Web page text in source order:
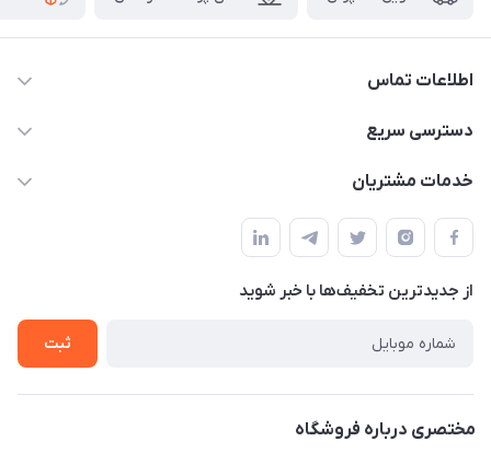
اطلاعات تماس
09165044753
دسترسی سریع
حساب کاربری
لیست محصولات
درباره ما
خدمات مشتریان
قوانین و مقررات
حریم خصوصی
راهنما
از جدید‌ترین تخفیف‌ها با‌ خبر شوید
ثبت
مختصری درباره فروشگاه